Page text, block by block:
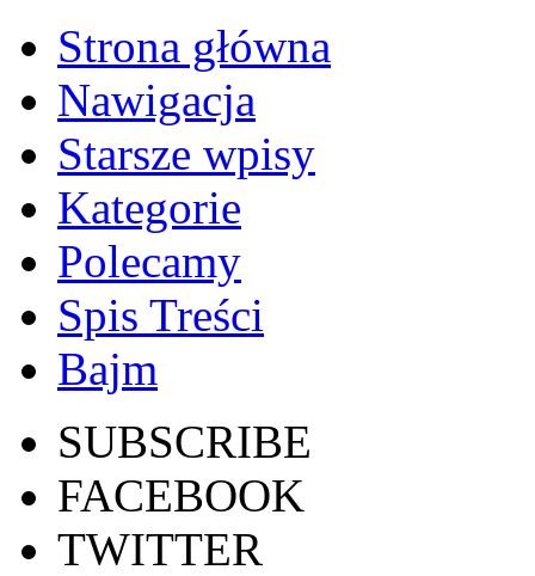
Strona główna
Nawigacja
Starsze wpisy
Kategorie
Polecamy
Spis Treści
Bajm
SUBSCRIBE
FACEBOOK
TWITTER